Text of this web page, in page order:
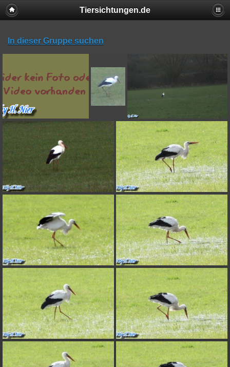
Tiersichtungen.de
In dieser Gruppe suchen